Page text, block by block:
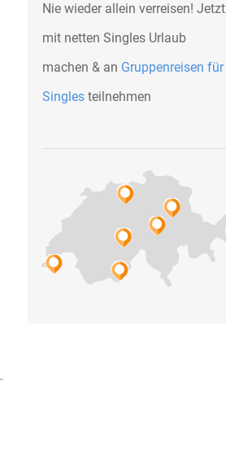
Nie wieder allein verreisen! Jetzt
mit netten Singles Urlaub
machen & an Gruppenreisen für
Singlesteilnehmen